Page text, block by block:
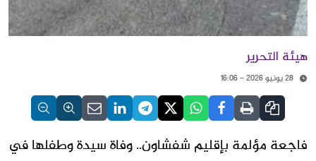
هيئة التحرير
28 يونيو 2026 - 16:06
فاجعة مؤلمة بإقليم شفشاون.. وفاة سيدة وطفلها في